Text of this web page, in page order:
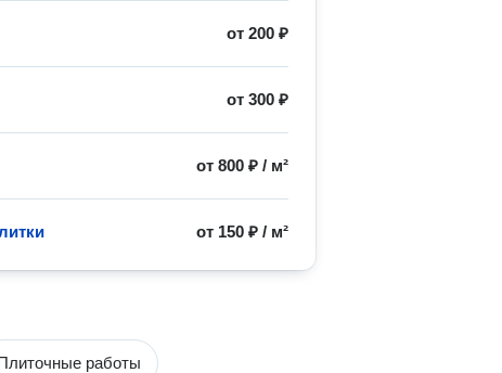
от200 ₽
от300 ₽
от800 ₽ / м²
от 150 ₽ / м²
работы